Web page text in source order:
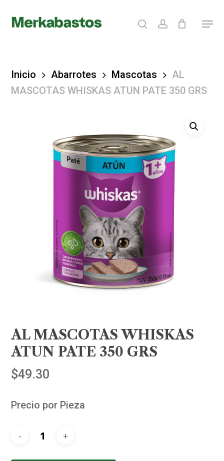
searchaccount Menu
Inicio Abarrotes Mascotas
AL
MASCOTAS WHISKAS ATUN PATE 350 GRS
AL MASCOTAS WHISKAS
ATUN PATE 350 GRS
$49.30
Precio por Pieza
Close